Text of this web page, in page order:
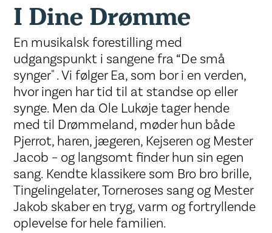
I Dine Drømme
En musikalsk forestilling med
udgangspunkt i sangene fra “De små
synger" . Vi følger Ea, som bor i en verden,
hvor ingen har tid til at standse op eller
synge. Men da Ole Lukøje tager hende
med til Drømmeland, møder hun både
Pjerrot, haren, jægeren, Kejseren og Mester
Jacob – og langsomt finder hun sin egen
sang. Kendte klassikere som Bro bro brille,
Tingelingelater, Torneroses sang og Mester
Jakob skaber en tryg, varm og fortryllende
oplevelse for hele familien.